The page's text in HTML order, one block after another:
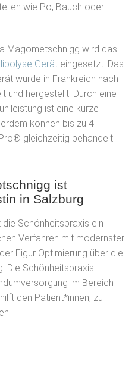
wie Po, Bauch oder
Magometschnigg wird das
Gerät eingesetzt. Das
wurde in Frankreich nach
und hergestellt. Durch eine
ist eine kurze
können bis zu 4
gleichzeitig behandelt
ist
in Salzburg
Schönheitspraxis ein
Verfahren mit modernster
Figur Optimierung über die
Die Schönheitspraxis
im Bereich
den Patient*innen, zu